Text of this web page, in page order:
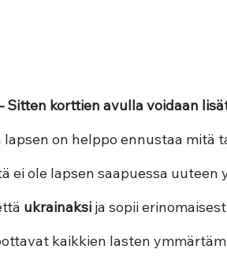
Sitten korttien avulla voidaan
lapsen on helppo ennustaa mitä
ei ole lapsen saapuessa uuteen
ukrainaksi ja sopii
kaikkien lasten